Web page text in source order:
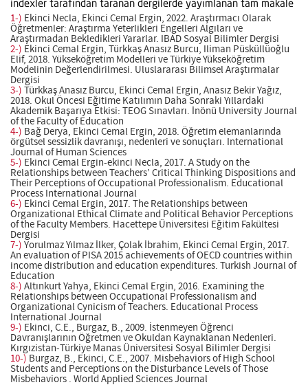
indexler tarafından taranan dergilerde yayımlanan tam makale
1-) Ekinci Necla, Ekinci Cemal Ergin, 2022. Araştırmacı Olarak
Öğretmenler: Araştırma Yeterlikleri Engelleri Algıları ve
Araştırmadan Bekledikleri Yararlar. IBAD Sosyal Bilimler Dergisi
2-) Ekinci Cemal Ergin, Türkkaş Anasız Burcu, Iliman Püsküllüoğlu
Elif, 2018. Yükseköğretim Modelleri ve Türkiye Yükseköğretim
Modelinin Değerlendirilmesi. Uluslararası Bilimsel Araştırmalar
Dergisi
3-) Türkkaş Anasız Burcu, Ekinci Cemal Ergin, Anasız Bekir Yağız,
2018. Okul Öncesi Eğitime Katılımın Daha Sonraki Yıllardaki
Akademik Başarıya Etkisi: TEOG Sınavları. İnönü University Journal
of the Faculty of Education
4-) Bağ Derya, Ekinci Cemal Ergin, 2018. Öğretim elemanlarında
örgütsel sessizlik davranışı, nedenleri ve sonuçları. International
Journal of Human Sciences
5-) Ekinci Cemal Ergin-ekinci Necla, 2017. A Study on the
Relationships between Teachers’ Critical Thinking Dispositions and
Their Perceptions of Occupational Professionalism. Educational
Process International Journal
6-) Ekinci Cemal Ergin, 2017. The Relationships between
Organizational Ethical Climate and Political Behavior Perceptions
of the Faculty Members. Hacettepe Üniversitesi Eğitim Fakültesi
Dergisi
7-) Yorulmaz Yılmaz İlker, Çolak İbrahim, Ekinci Cemal Ergin, 2017.
An evaluation of PISA 2015 achievements of OECD countries within
income distribution and education expenditures. Turkish Journal of
Education
8-) Altınkurt Yahya, Ekinci Cemal Ergin, 2016. Examining the
Relationships between Occupational Professionalism and
Organizational Cynicism of Teachers. Educational Process
International Journal
9-) Ekinci, C.E., Burgaz, B., 2009. İstenmeyen Öğrenci
Davranışlarının Öğretmen ve Okuldan Kaynaklanan Nedenleri.
Kırgızistan-Türkiye Manas Üniversitesi Sosyal Bilimler Dergisi
10-) Burgaz, B., Ekinci, C.E., 2007. Misbehaviors of High School
Students and Perceptions on the Disturbance Levels of Those
Misbehaviors . World Applied Sciences Journal